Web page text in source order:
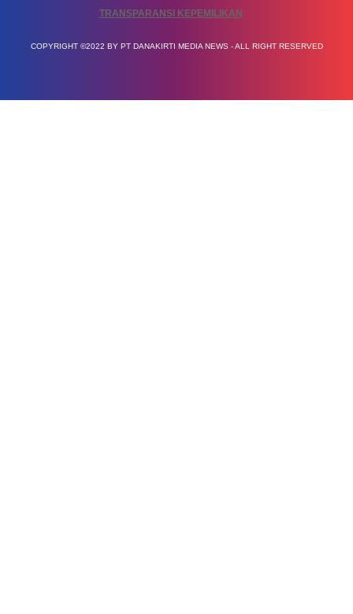
TRANSPARANSI KEPEMILIKAN
COPYRIGHT ©2022 BY PT DANAKIRTI MEDIA NEWS - ALL RIGHT RESERVED